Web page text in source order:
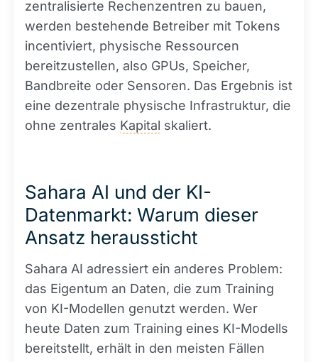
zentralisierte Rechenzentren zu bauen,
werden bestehende Betreiber mit Tokens
incentiviert, physische Ressourcen
bereitzustellen, also GPUs, Speicher,
Bandbreite oder Sensoren. Das Ergebnis ist
eine dezentrale physische Infrastruktur, die
ohne zentrales Kapital skaliert.
Sahara AI und der KI-
Datenmarkt: Warum dieser
Ansatz heraussticht
Sahara AI adressiert ein anderes Problem:
das Eigentum an Daten, die zum Training
von KI-Modellen genutzt werden. Wer
heute Daten zum Training eines KI-Modells
bereitstellt, erhält in den meisten Fällen